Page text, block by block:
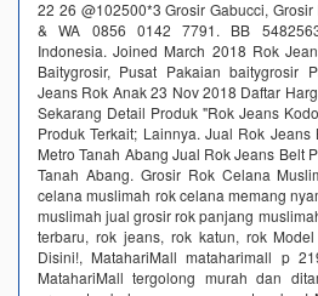
22 26 @102500*3 Grosir Gabucci,
& WA 0856 0142 7791. BB
Indonesia. Joined March 2018 Rok
Baitygrosir, Pusat Pakaian baitygrosir
Jeans Rok Anak 23 Nov 2018 Daftar
Sekarang Detail Produk "Rok Jeans
Produk Terkait; Lainnya. Jual Rok Jeans
Metro Tanah Abang Jual Rok Jeans Belt
Tanah Abang. Grosir Rok Celana
celana muslimah rok celana memang
muslimah jual grosir rok panjang
terbaru, rok jeans, rok katun, rok
Disini!, MatahariMall mataharimall p
MatahariMall tergolong murah dan